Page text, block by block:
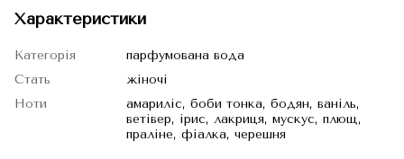
Характеристики
Категорія
парфумована вода
Стать
жіночі
Ноти
амариліс, боби тонка, бодян, ваніль,
ветівер, ірис, лакриця, мускус, плющ,
праліне, фіалка, черешня